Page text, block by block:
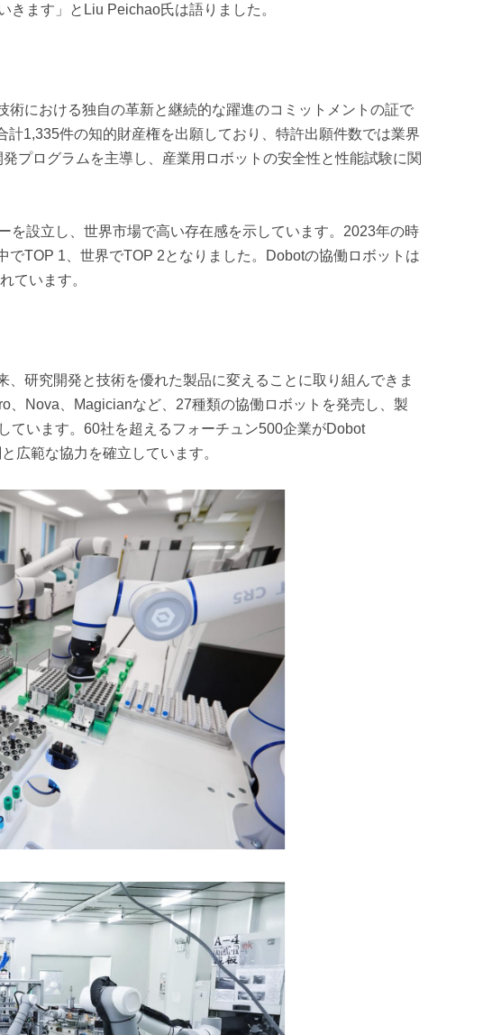
ます」とLiu Peichao氏は語りました。
における独自の革新と継続的な躍進のコミットメントの証で
1,335件の知的財産権を出願しており、特許出願件数では業界
プログラムを主導し、産業用ロボットの安全性と性能試験に関
を設立し、世界市場で高い存在感を示しています。2023年の時
TOP 1、世界でTOP 2となりました。Dobotの協働ロボットは
ています。
研究開発と技術を優れた製品に変えることに取り組んできま
Nova、Magicianなど、27種類の協働ロボットを発売し、製
ています。60社を超えるフォーチュン500企業がDobot
広範な協力を確立しています。